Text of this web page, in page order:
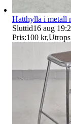
Hatthylla i metall
Sluttid16 aug
Pris:100 kr,